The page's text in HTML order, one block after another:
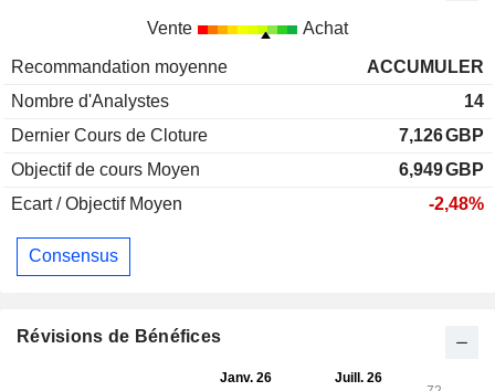
Vente Achat
Recommandation moyenne
ACCUMULER
Nombre d'Analystes
14
Dernier Cours de Cloture
7,126GBP
Objectif de cours Moyen
6,949GBP
Ecart / Objectif Moyen
-2,48%
Consensus
Révisions de Bénéfices